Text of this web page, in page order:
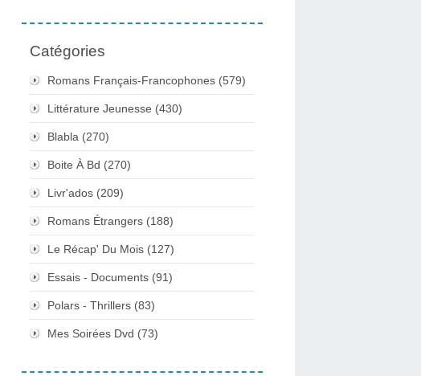
Catégories
Romans Français-Francophones (579)
Littérature Jeunesse (430)
Blabla (270)
Boite À Bd (270)
Livr'ados (209)
Romans Étrangers (188)
Le Récap' Du Mois (127)
Essais - Documents (91)
Polars - Thrillers (83)
Mes Soirées Dvd (73)